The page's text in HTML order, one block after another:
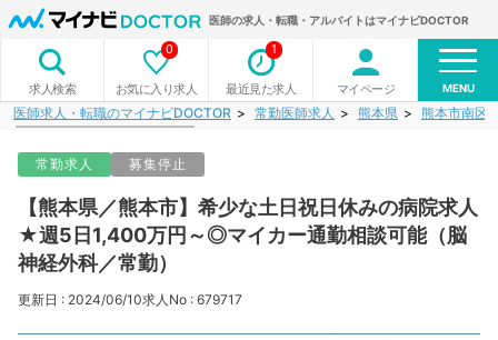
医師の求人・転職・アルバイトはマイナビDOCTOR
求人検索 お気に入り求人
0
最近見た求人
1
マイページ MENU
医師求人・転職のマイナビDOCTOR 常勤医師求人 熊本県 熊本市南区
常勤求人 募集停止
【熊本県／熊本市】希少な土日祝日休みの病院求人
★週5日1,400万円～◎マイカー通勤相談可能（脳
神経外科／常勤）
更新日 : 2024/06/10求人No : 679717